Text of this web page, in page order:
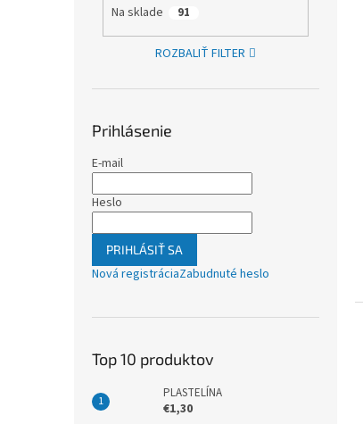
Na sklade 91
ROZBALIŤ FILTER
Prihlásenie
E-mail
Heslo
PRIHLÁSIŤ SA
Nová registráciaZabudnuté heslo
Top 10 produktov
PLASTELÍNA
€1,30